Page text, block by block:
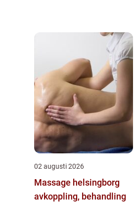
02 augusti 2026
Massage helsingborg
avkoppling, behandling